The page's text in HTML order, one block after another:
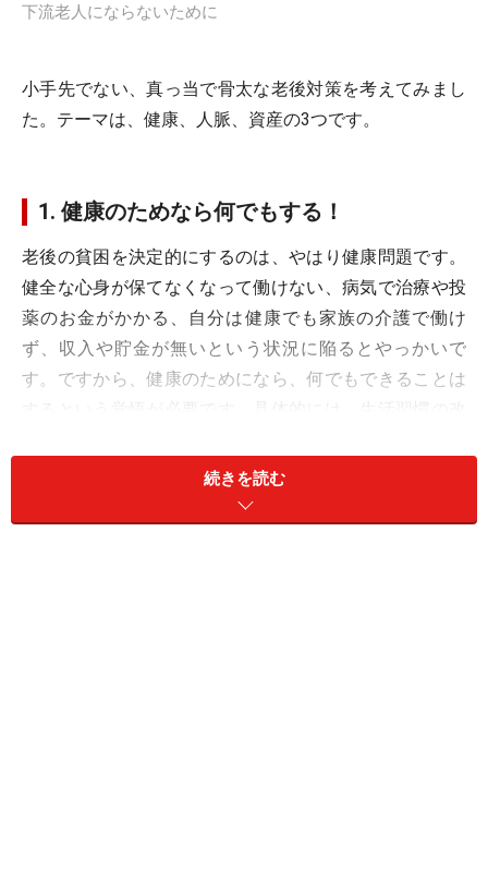
下流老人にならないために
小手先でない、真っ当で骨太な老後対策を考えてみまし
た。テーマは、健康、人脈、資産の3つです。
1. 健康のためなら何でもする！
老後の貧困を決定的にするのは、やはり健康問題です。
健全な心身が保てなくなって働けない、病気で治療や投
薬のお金がかかる、自分は健康でも家族の介護で働け
ず、収入や貯金が無いという状況に陥るとやっかいで
す。ですから、健康のためになら、何でもできることは
続きを読む